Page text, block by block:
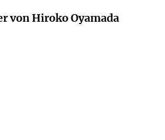
von Hiroko Oyamada